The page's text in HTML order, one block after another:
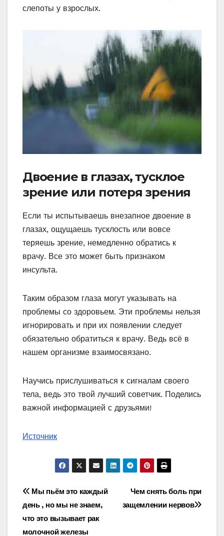
слепоты у взрослых.
Двоение в глазах, тусклое
зрение или потеря зрения
Если ты испытываешь внезапное двоение в
глазах, ощущаешь тусклость или вовсе
теряешь зрение, немедленно обратись к
врачу. Все это может быть признаком
инсульта.
Таким образом глаза могут указывать на
проблемы со здоровьем. Эти проблемы нельзя
игнорировать и при их появлении следует
обязательно обратиться к врачу. Ведь всё в
нашем организме взаимосвязано.
Научись прислушиваться к сигналам своего
тела, ведь это твой лучший советчик. Поделись
важной информацией с друзьями!
Источник
Навигация
по
Чем снять боль при
защемлении нервов
Мы пьём это каждый
день , но мы не знаем,
что это вызывает рак
молочной железы